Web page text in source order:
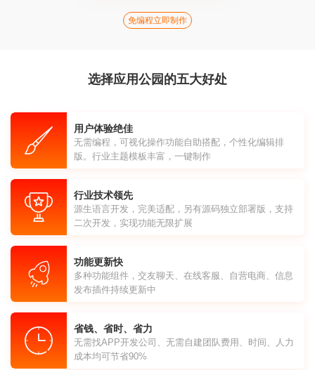
免编程立即制作
选择应用公园的五大好处
用户体验绝佳
无需编程，可视化操作功能自助搭配，个性化编辑排
版。行业主题模板丰富，一键制作
行业技术领先
源生语言开发，完美适配，另有源码独立部署版，支持
二次开发，实现功能无限扩展
功能更新快
多种功能组件，交友聊天、在线客服、自营电商、信息
发布插件持续更新中
省钱、省时、省力
无需找APP开发公司、无需自建团队费用、时间、人力
成本均可节省90%